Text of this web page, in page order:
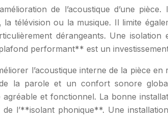
de l’acoustique d’une
télévision ou la musique. Il limite
dérangeants. Une
performant** est un
l’acoustique interne de la pièce
la parole et un confort sonore
et fonctionnel. La bonne
l’**isolant phonique**. Une